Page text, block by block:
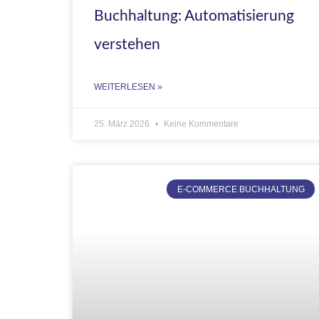
Buchhaltung: Automatisierung
verstehen
WEITERLESEN »
25. März 2026 Keine Kommentare
E-COMMERCE BUCHHALTUNG